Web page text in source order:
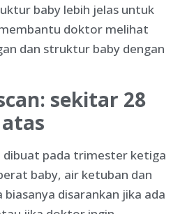
baby lebih jelas untuk
doktor melihat
dan struktur baby dengan
sekitar 28
dibuat pada trimester ketiga
baby, air ketuban dan
biasanya disarankan jika ada